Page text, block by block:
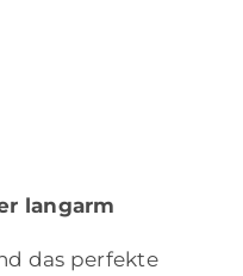
langarm
das perfekte